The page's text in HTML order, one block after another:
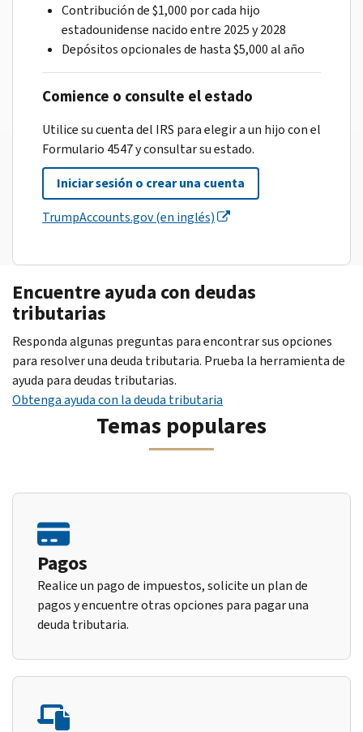
Contribución de $1,000 por cada hijo
estadounidense nacido entre 2025 y 2028
Depósitos opcionales de hasta $5,000 al año
Comience o consulte el estado
Utilice su cuenta del IRS para elegir a un hijo con el
Formulario 4547 y consultar su estado.
Iniciar sesión o crear una cuenta
TrumpAccounts.gov (en inglés)
Encuentre ayuda con deudas
tributarias
Responda algunas preguntas para encontrar sus opciones
para resolver una deuda tributaria. Prueba la herramienta de
ayuda para deudas tributarias.
Obtenga ayuda con la deuda tributaria
Temas populares
Pagos
Realice un pago de impuestos, solicite un plan de
pagos y encuentre otras opciones para pagar una
deuda tributaria.